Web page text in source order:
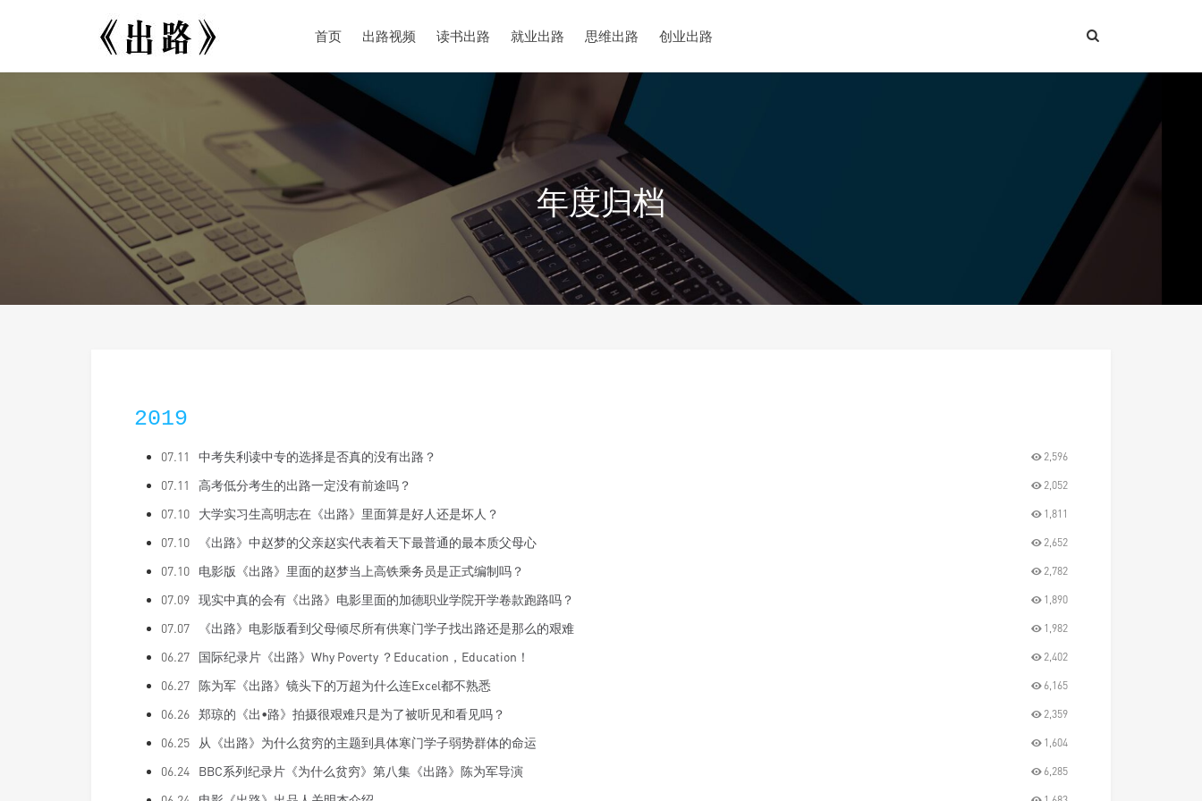
首页 出路视频 读书出路 就业出路 思维出路 创业出路
年度归档
2019
07.11 2,596
中考失利读中专的选择是否真的没有出路？
07.11
2,052
高考低分考生的出路一定没有前途吗？
07.10
1,811
大学实习生高明志在《出路》里面算是好人还是坏人？
07.10
2,652
《出路》中赵梦的父亲赵实代表着天下最普通的最本质父母心
07.10
2,782
电影版《出路》里面的赵梦当上高铁乘务员是正式编制吗？
07.09
1,890
现实中真的会有《出路》电影里面的加德职业学院开学卷款跑路吗？
07.07
1,982
《出路》电影版看到父母倾尽所有供寒门学子找出路还是那么的艰难
06.27
2,402
国际纪录片《出路》Why Poverty ？Education，Education！
06.27
6,165
陈为军《出路》镜头下的万超为什么连Excel都不熟悉
06.26
2,359
郑琼的《出•路》拍摄很艰难只是为了被听见和看见吗？
06.25
1,604
从《出路》为什么贫穷的主题到具体寒门学子弱势群体的命运
06.24
6,285
BBC系列纪录片《为什么贫穷》第八集《出路》陈为军导演